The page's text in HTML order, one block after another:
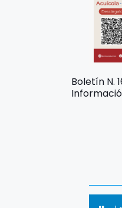
Boletín N.